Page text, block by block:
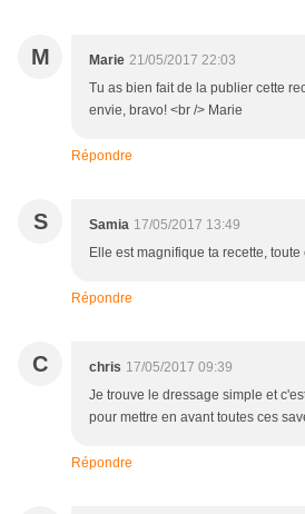
M Marie 21/05/2017 22:03
Tu as bien fait de la publier cette
envie, bravo! <br /> Marie
Répondre
S Samia 17/05/2017 13:49
Elle est magnifique ta recette,
Répondre
C chris 17/05/2017 09:39
Je trouve le dressage simple et
pour mettre en avant toutes ces
Répondre